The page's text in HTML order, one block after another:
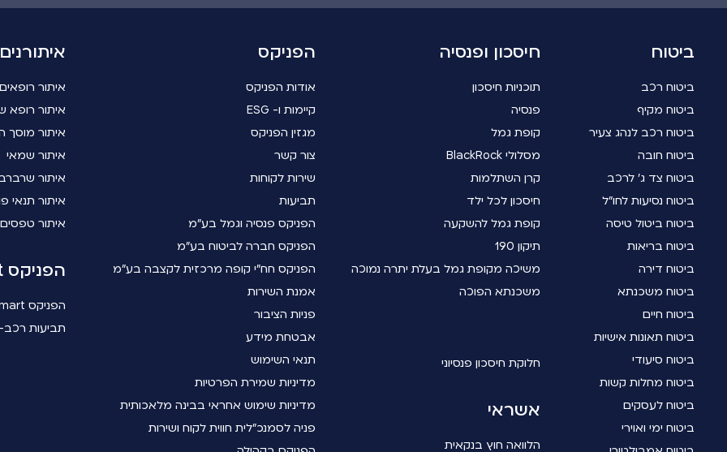
ביטוח
ביטוח רכב
ביטוח מקיף
ביטוח רכב לנהג צעיר
ביטוח חובה
ביטוח צד ג' לרכב
ביטוח נסיעות לחו"ל
ביטוח ביטול טיסה
ביטוח בריאות
ביטוח דירה
ביטוח משכנתא
ביטוח חיים
ביטוח תאונות אישיות
ביטוח סיעודי
ביטוח מחלות קשות
ביטוח לעסקים
ביטוח ימי ואוירי
חיסכון ופנסיה
תוכניות חיסכון
פנסיה
קופת גמל
מסלולי BlackRock
קרן השתלמות
חיסכון לכל ילד
קופת גמל להשקעה
תיקון 190
משיכה מקופת גמל בעלת יתרה נמוכה
משכנתא הפוכה
חלוקת חיסכון פנסיוני
אשראי
הלוואה חוץ בנקאית
הפניקס
אודות הפניקס
קיימות ו- ESG
מגזין הפניקס
צור קשר
שירות לקוחות
תביעות
הפניקס פנסיה וגמל בע"מ
הפניקס חברה לביטוח בע"מ
הפניקס חח"י קופה מרכזית לקצבה בע"מ
אמנת השירות
פניות הציבור
אבטחת מידע
תנאי השימוש
מדיניות שמירת הפרטיות
מדיניות שימוש אחראי בבינה מלאכותית
פניה לסמנכ"לית חווית לקוח ושירות
איתורנים
איתור רופאים
איתור רופא
איתור מוסך
איתור שמאי
איתור שרברב
איתור תנאי
איתור טפסים
הפניקס smart
הפניקס smart
תביעות